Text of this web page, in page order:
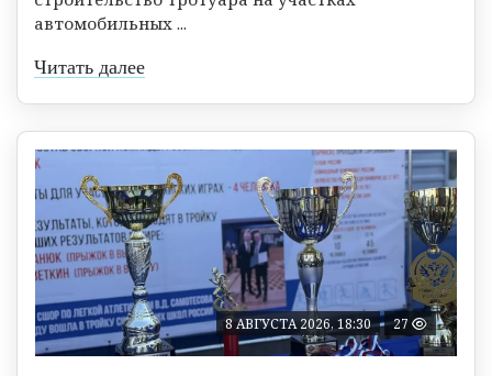
автомобильных ...
Читать далее
8 АВГУСТА 2026, 18:30 27